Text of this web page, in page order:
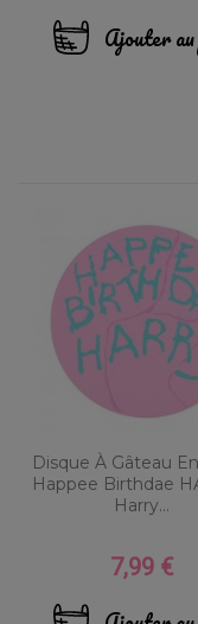
Ajouter
Disque À Gâteau
Happee Birthdae
Harry...
Prix
7,99 €